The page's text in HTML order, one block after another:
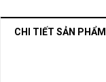
CHI TIẾT SẢN PHẨM